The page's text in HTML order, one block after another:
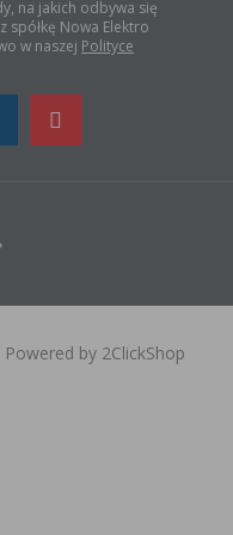
na jakich odbywa się
spółkę Nowa Elektro
w naszej Polityce
Powered by 2ClickShop